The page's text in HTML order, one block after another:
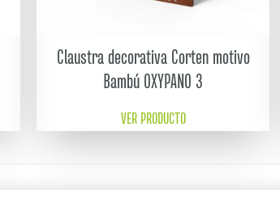
Claustra decorativa Corten motivo
Bambú OXYPANO 3
VER PRODUCTO